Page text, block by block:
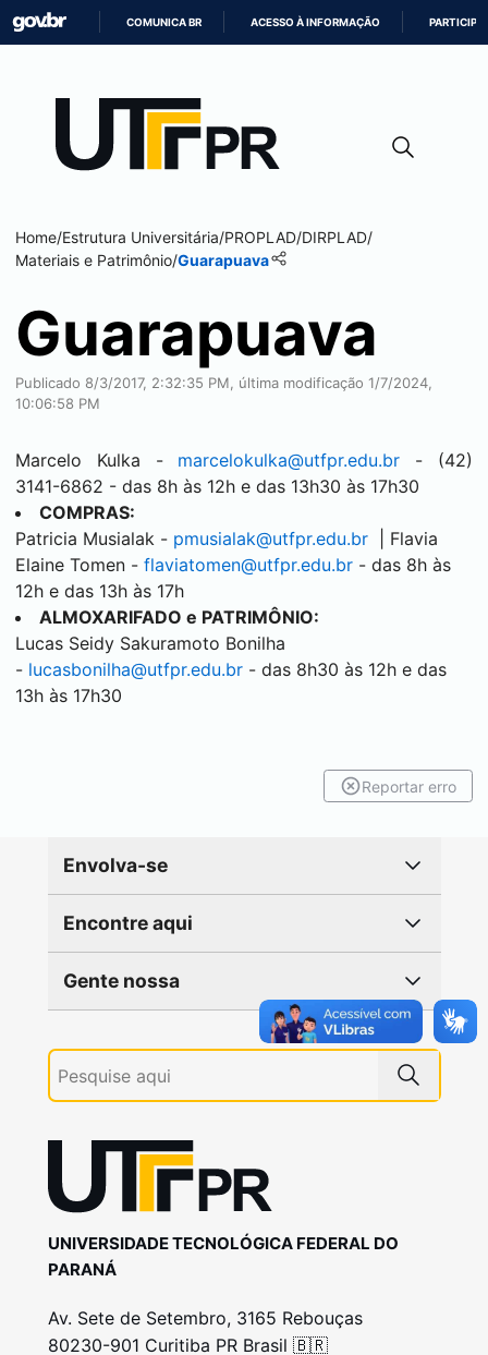
CONTEÚDO
COMUNICA BR ACESSO À INFORMAÇÃO PARTICIPE
Home/Estrutura Universitária/PROPLAD/DIRPLAD/
Materiais e Patrimônio/Guarapuava
Guarapuava
Publicado 8/3/2017, 2:32:35 PM, última modificação 1/7/2024,
10:06:58 PM
Marcelo Kulka - marcelokulka@utfpr.edu.br - (42)
3141-6862 - das 8h às 12h e das 13h30 às 17h30
COMPRAS:
Patricia Musialak - pmusialak@utfpr.edu.br | Flavia
Elaine Tomen - flaviatomen@utfpr.edu.br - das 8h às
12h e das 13h às 17h
ALMOXARIFADO e PATRIMÔNIO:
Lucas Seidy Sakuramoto Bonilha
- lucasbonilha@utfpr.edu.br - das 8h30 às 12h e das
13h às 17h30
Reportar erro
Envolva-se
Encontre aqui
Gente nossa
UNIVERSIDADE TECNOLÓGICA FEDERAL DO
PARANÁ
Av. Sete de Setembro, 3165 Rebouças
80230-901 Curitiba PR Brasil 🇧🇷